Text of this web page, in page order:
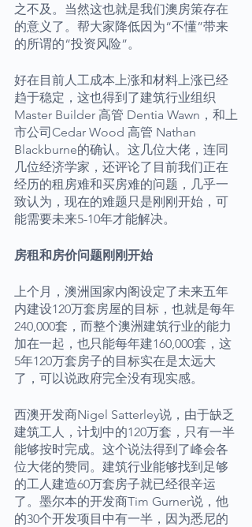
之不及。当然这也就是我们澳房策存在
的意义了。帮大家降低因为“不懂”带来
的所谓的“投资风险”。
好在目前人工成本上涨和材料上涨已经
趋于稳定，这也得到了建筑行业组织
Master Builder 高管 Dentia Wawn，和上
市公司Cedar Wood 高管 Nathan
Blackburne的确认。这几位大佬，连同
几位经济学家，还评论了目前我们正在
经历的租房难和买房难的问题，几乎一
致认为，现在的难题只是刚刚开始，可
能需要未来5-10年才能解决。
房租和房价问题刚刚开始
上个月，澳洲国家内阁设定了未来五年
内建设120万套房屋的目标，也就是每年
240,000套，而整个澳洲建筑行业的能力
加在一起，也只能每年建160,000套，这
5年120万套房子的目标实在是太远大
了，可以说政府完全没有现实感。
西澳开发商Nigel Satterley说，由于缺乏
建筑工人，计划中的120万套，只有一半
能够按时完成。这个说法得到了峰会各
位大佬的赞同。建筑行业能够找到足够
的工人建造60万套房子就已经很辛运
了。墨尔本的开发商Tim Gurner说，他
的30个开发项目中有一半，因为悉尼的